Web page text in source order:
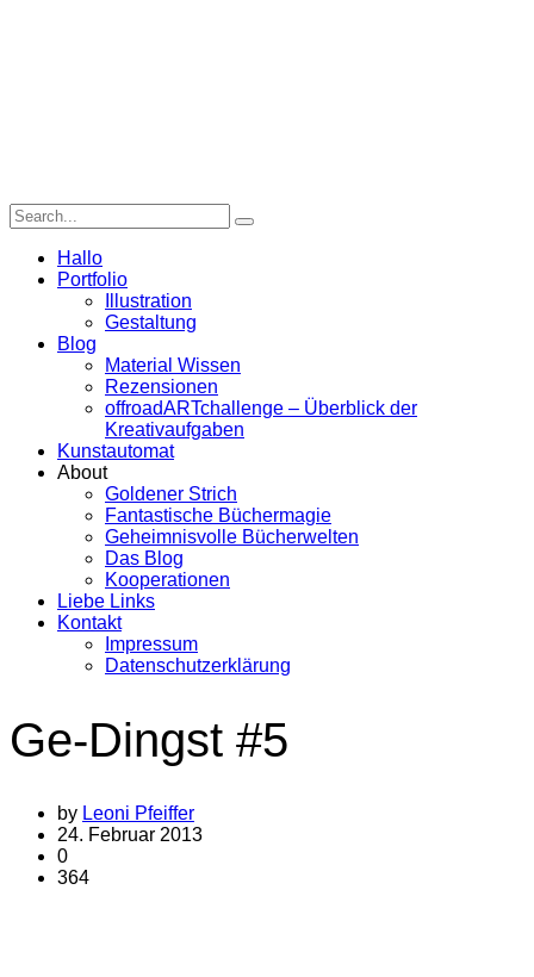
Hallo
Portfolio
Illustration
Gestaltung
Blog
Material Wissen
Rezensionen
offroadARTchallenge – Überblick der
Kreativaufgaben
Kunstautomat
About
Goldener Strich
Fantastische Büchermagie
Geheimnisvolle Bücherwelten
Das Blog
Kooperationen
Liebe Links
Kontakt
Impressum
Datenschutzerklärung
Ge-Dingst #5
by Leoni Pfeiffer
24. Februar 2013
0
364